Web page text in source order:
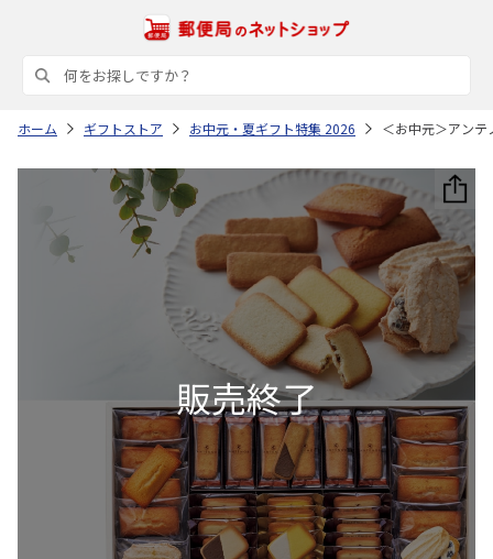
ホーム ギフトストア お中元・夏ギフト特集 2026 ＜お中元＞アン